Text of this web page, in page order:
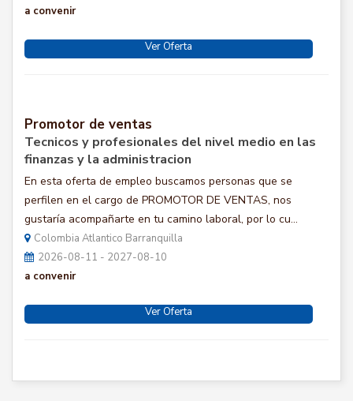
a convenir
Ver Oferta
Promotor de ventas
Tecnicos y profesionales del nivel medio en las
finanzas y la administracion
En esta oferta de empleo buscamos personas que se
perfilen en el cargo de PROMOTOR DE VENTAS, nos
gustaría acompañarte en tu camino laboral, por lo cu...
Colombia Atlantico Barranquilla
2026-08-11 - 2027-08-10
a convenir
Ver Oferta